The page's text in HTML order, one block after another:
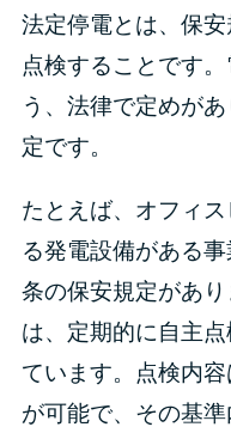
法定停電とは、保安
点検することです
う、法律で定めが
定です。
たとえば、オフィ
る発電設備がある
条の保安規定があ
は、定期的に自主
ています。点検内
が可能で、その基